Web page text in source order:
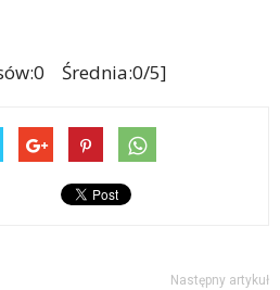
Średnia:0/5]
Następny artykuł